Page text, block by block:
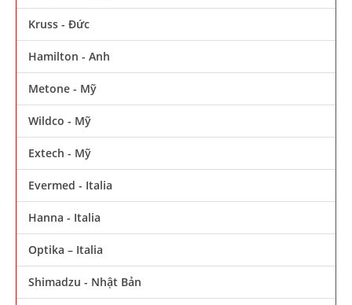
Kruss - Đức
Hamilton - Anh
Metone - Mỹ
Wildco - Mỹ
Extech - Mỹ
Evermed - Italia
Hanna - Italia
Optika – Italia
Shimadzu - Nhật Bản